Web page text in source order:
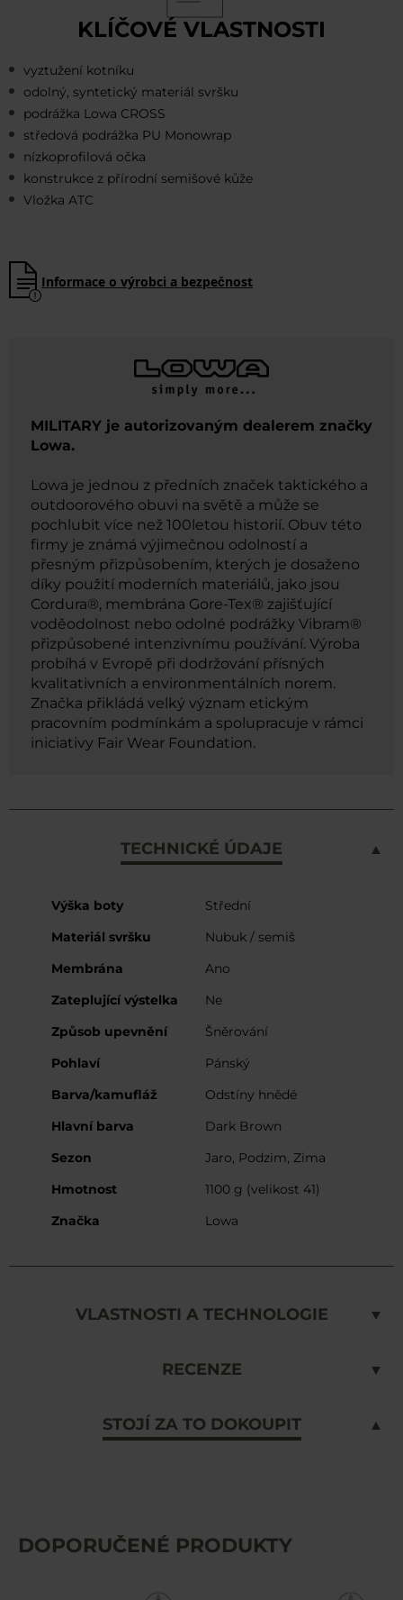
KLÍČOVÉ VLASTNOSTI
vyztužení kotníku
odolný, syntetický materiál svršku
podrážka Lowa CROSS
středová podrážka PU Monowrap
nízkoprofilová očka
konstrukce z přírodní semišové kůže
Vložka ATC
Informace o výrobci a bezpečnost
MILITARY je autorizovaným dealerem značky
Lowa.
Lowa je jednou z předních značek taktického a
outdoorového obuvi na světě a může se
pochlubit více než 100letou historií. Obuv této
firmy je známá výjimečnou odolností a
přesným přizpůsobením, kterých je dosaženo
díky použití moderních materiálů, jako jsou
Cordura®, membrána Gore-Tex® zajišťující
voděodolnost nebo odolné podrážky Vibram®
přizpůsobené intenzivnímu používání. Výroba
probíhá v Evropě při dodržování přísných
kvalitativních a environmentálních norem.
Značka přikládá velký význam etickým
pracovním podmínkám a spolupracuje v rámci
iniciativy Fair Wear Foundation.
TECHNICKÉ ÚDAJE
Více
Výška boty
Střední
Materiál svršku
Nubuk / semiš
Membrána
Ano
Zateplující výstelka
Ne
Způsob upevnění
Šněrování
Pohlaví
Pánský
Barva/kamufláž
Odstíny hnědé
Hlavní barva
Dark Brown
Sezon
Jaro, Podzim, Zima
Hmotnost
1100 g (velikost 41)
Značka
Lowa
VLASTNOSTI A TECHNOLOGIE
RECENZE
STOJÍ ZA TO DOKOUPIT
DOPORUČENÉ PRODUKTY